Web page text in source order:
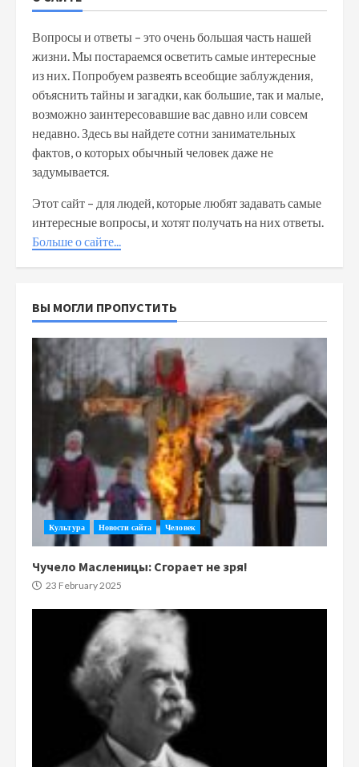
Вопросы и ответы – это очень большая часть нашей
жизни. Мы постараемся осветить самые интересные
из них. Попробуем развеять всеобщие заблуждения,
объяснить тайны и загадки, как большие, так и малые,
возможно заинтересовавшие вас давно или совсем
недавно. Здесь вы найдете сотни занимательных
фактов, о которых обычный человек даже не
задумывается.
Этот сайт – для людей, которые любят задавать самые
интересные вопросы, и хотят получать на них ответы.
Больше о сайте...
ВЫ МОГЛИ ПРОПУСТИТЬ
Культура Новости сайта Человек
Чучело Масленицы: Сгорает не зря!
23 February 2025